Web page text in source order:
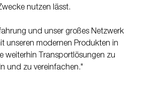
nutzen lässt.
und unser großes Netzwerk
unseren modernen Produkten in
weiterhin Transportlösungen zu
und zu vereinfachen."